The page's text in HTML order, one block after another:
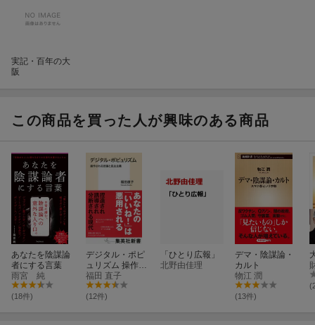
実記・百年の大
阪
この商品を買った人が興味のある商品
あなたを陰謀論
者にする言葉
雨宮 純
(18件)
デジタル・ポピ
ュリズム 操作さ
れる世論と民主
主義
福田 直子
(12件)
「ひとり広報」
北野由佳理
デマ・陰謀論・
カルト
物江 潤
(13件)